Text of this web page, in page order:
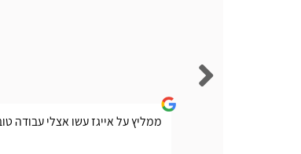
ממליץ על אייגז עשו אצלי עבודה